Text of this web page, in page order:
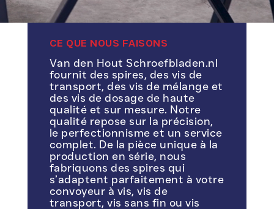
CE QUE NOUS FAISONS
Van den Hout Schroefbladen.nl
fournit des spires, des vis de
transport, des vis de mélange et
des vis de dosage de haute
qualité et sur mesure. Notre
qualité repose sur la précision,
le perfectionnisme et un service
complet. De la pièce unique à la
production en série, nous
fabriquons des spires qui
s’adaptent parfaitement à votre
convoyeur à vis, vis de
transport, vis sans fin ou vis